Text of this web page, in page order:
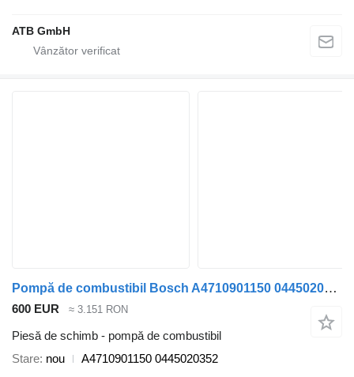
ATB GmbH
Pompă de combustibil Bosch A4710901150 0445020352 pentru camion Mercedes-Benz ACTROS
600 EUR ≈ 3.151 RON
Piesă de schimb - pompă de combustibil
Stare nou A4710901150 0445020352